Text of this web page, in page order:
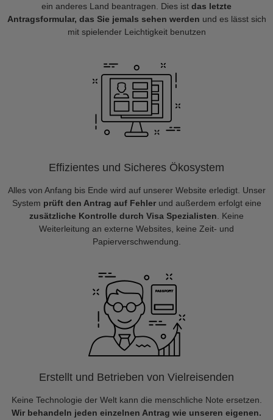
ein anderes Land beantragen. Dies ist das letzte
Antragsformular, das Sie jemals sehen werden und es lässt sich
mit spielender Leichtigkeit benutzen
Effizientes und Sicheres Ökosystem
Alles von Anfang bis Ende wird auf unserer Website erledigt. Unser
System prüft den Antrag auf Fehlerund außerdem erfolgt eine
zusätzliche Kontrolle durch Visa Spezialisten . Keine
Weiterleitung an externe Websites, keine Zeit- und
Papierverschwendung.
Erstellt und Betrieben von Vielreisenden
Keine Technologie der Welt kann die menschliche Note ersetzen.
Wir behandeln jeden einzelnen Antrag wie unseren eigenen.